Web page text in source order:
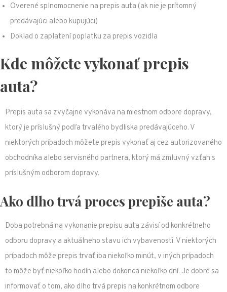
Overené splnomocnenie na prepis auta (ak nie je prítomný
predávajúci alebo kupujúci)
Doklad o zaplatení poplatku za prepis vozidla
Kde môžete vykonať prepis
auta?
Prepis auta sa zvyčajne vykonáva na miestnom odbore dopravy,
ktorý je príslušný podľa trvalého bydliska predávajúceho. V
niektorých prípadoch môžete prepis vykonať aj cez autorizovaného
obchodníka alebo servisného partnera, ktorý má zmluvný vzťah s
príslušným odborom dopravy.
Ako dlho trvá proces prepiše auta?
Doba potrebná na vykonanie prepisu auta závisí od konkrétneho
odboru dopravy a aktuálneho stavu ich vybavenosti. V niektorých
prípadoch môže prepis trvať iba niekoľko minút, v iných prípadoch
to môže byť niekoľko hodín alebo dokonca niekoľko dní. Je dobré sa
informovať o tom, ako dlho trvá prepis na konkrétnom odbore